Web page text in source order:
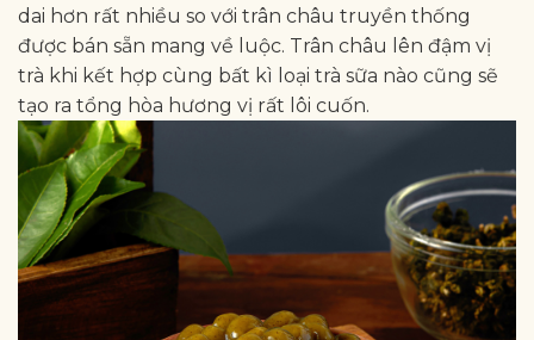
dai hơn rất nhiều so với trân châu truyền thống
được bán sẵn mang về luộc. Trân châu lên đậm vị
trà khi kết hợp cùng bất kì loại trà sữa nào cũng sẽ
tạo ra tổng hòa hương vị rất lôi cuốn.